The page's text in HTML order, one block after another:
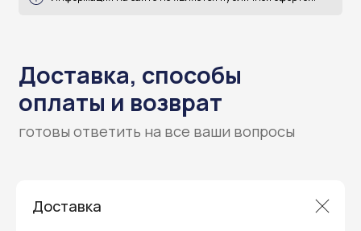
Доставка